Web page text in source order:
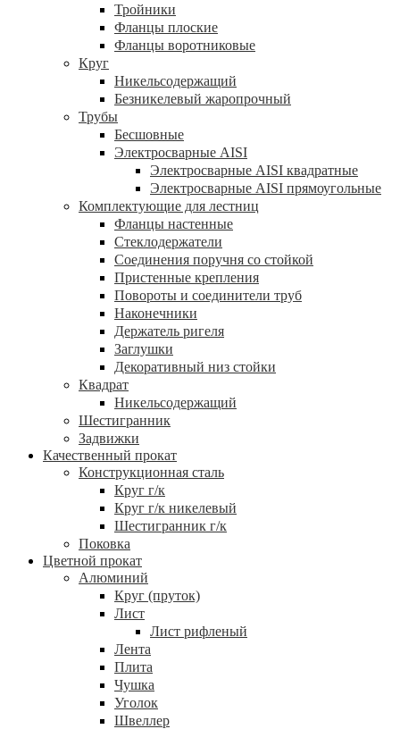
Тройники
Фланцы плоские
Фланцы воротниковые
Круг
Никельсодержащий
Безникелевый жаропрочный
Трубы
Бесшовные
Электросварные AISI
Электросварные AISI квадратные
Электросварные AISI прямоугольные
Комплектующие для лестниц
Фланцы настенные
Стеклодержатели
Соединения поручня со стойкой
Пристенные крепления
Повороты и соединители труб
Наконечники
Держатель ригеля
Заглушки
Декоративный низ стойки
Квадрат
Никельсодержащий
Шестигранник
Задвижки
Качественный прокат
Конструкционная сталь
Круг г/к
Круг г/к никелевый
Шестигранник г/к
Поковка
Цветной прокат
Алюминий
Круг (пруток)
Лист
Лист рифленый
Лента
Плита
Чушка
Уголок
Швеллер